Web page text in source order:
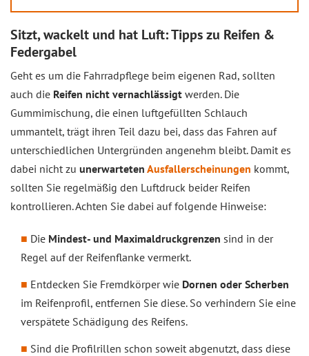
Sitzt, wackelt und hat Luft: Tipps zu Reifen &
Federgabel
Geht es um die Fahrradpflege beim eigenen Rad, sollten
auch die Reifen nicht vernachlässigt werden. Die
Gummimischung, die einen luftgefüllten Schlauch
ummantelt, trägt ihren Teil dazu bei, dass das Fahren auf
unterschiedlichen Untergründen angenehm bleibt. Damit es
dabei nicht zu unerwarteten Ausfallerscheinungen kommt,
sollten Sie regelmäßig den Luftdruck beider Reifen
kontrollieren. Achten Sie dabei auf folgende Hinweise:
Die Mindest- und Maximaldruckgrenzen sind in der
Regel auf der Reifenflanke vermerkt.
Entdecken Sie Fremdkörper wie Dornen oder Scherben
im Reifenprofil, entfernen Sie diese. So verhindern Sie eine
verspätete Schädigung des Reifens.
Sind die Profilrillen schon soweit abgenutzt, dass diese